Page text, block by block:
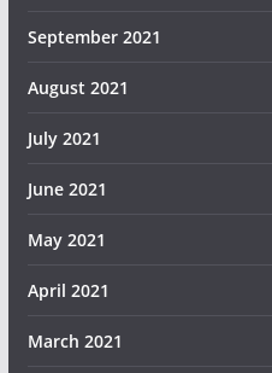
September 2021
August 2021
July 2021
June 2021
May 2021
April 2021
March 2021